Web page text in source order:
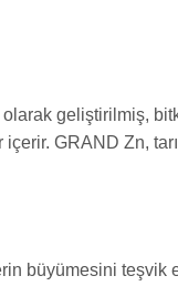
geliştirilmiş,
GRAND Zn,
büyümesini teşvik